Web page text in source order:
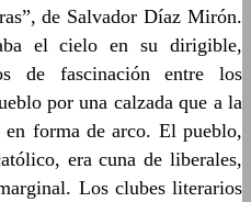
de Salvador Díaz Mirón.
el cielo en su dirigible,
de fascinación entre los
por una calzada que a la
en forma de arco. El pueblo,
era cuna de liberales,
Los clubes literarios